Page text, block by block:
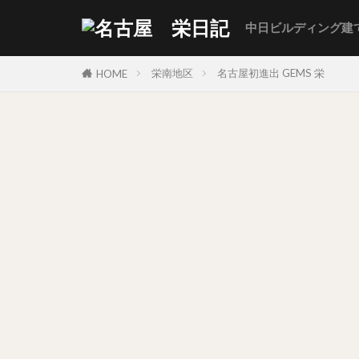
中日ビルディング建
HOME 栄南地区 名古屋初進出 GEMS 栄